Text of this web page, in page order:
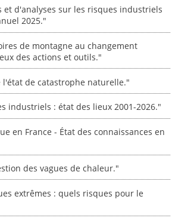
et d'analyses sur les risques industriels
2025."
de montagne au changement
des actions et outils."
l'état de catastrophe naturelle."
industriels : état des lieux 2001-2026."
en France - État des connaissances en
des vagues de chaleur."
extrêmes : quels risques pour le